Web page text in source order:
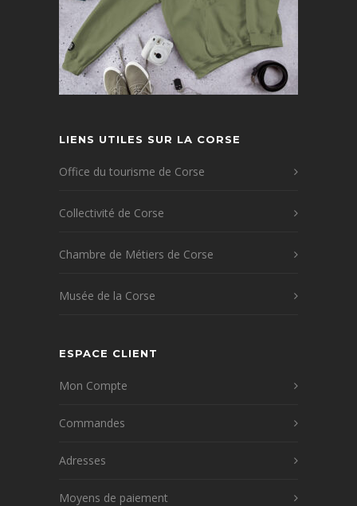
LIENS UTILES SUR LA CORSE
Office du tourisme de Corse
Collectivité de Corse
Chambre de Métiers de Corse
Musée de la Corse
ESPACE CLIENT
Mon Compte
Commandes
Adresses
Moyens de paiement